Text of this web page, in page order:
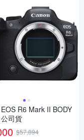
R6 Mark II BODY
司貨
$57,894